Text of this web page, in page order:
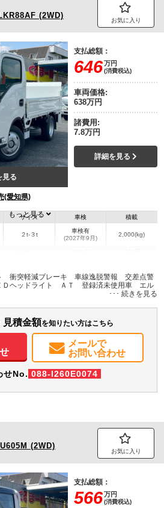
(2WD)
お気に入り
見る
(愛知県)
支払総額：
646万円
(消費税込)
車両価格:
638万円
諸費用:
7.8万円
詳細を見る
サイズ
２t-３t
車検
車検有
(2027年9月)
積載
2,000(kg)
W:1,690
H:1,990
無
ンドウ ABS エアバッグ
集中ドアロック
ター
取扱説明書（一部含む）
もっと見る
衝突軽減ブレーキ 車線逸脱警報 交差点警
ヘッドライト ＡＴ 登録済未使用車 エル
見積金額を知りたい方はこちら
メールで
お問い合わせ
せNo. 088-I260E0074
(2WD)
お気に入り
支払総額：
566万円
(消費税込)